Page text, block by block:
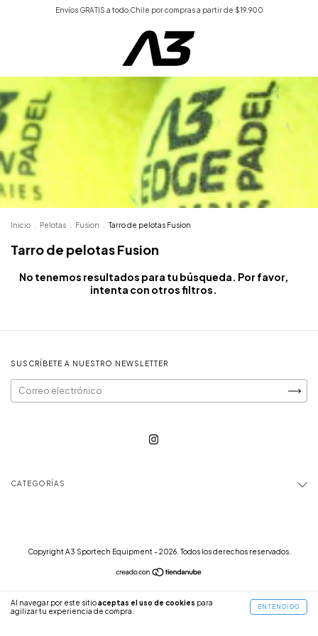
Envíos GRATIS a todo Chile por compras a partir de $19.900
Al navegar por este sitioaceptas el uso de cookies para
agilizar tu experiencia de compra.
ENTENDIDO
Inicio Pelotas Fusion Tarro de pelotas Fusion
Tarro de pelotas Fusion
No tenemos resultados para tu búsqueda. Por favor,
intenta con otros filtros.
SUSCRÍBETE A NUESTRO NEWSLETTER
CATEGORÍAS
Copyright A3 Sportech Equipment - 2026. Todos los derechos reservados.